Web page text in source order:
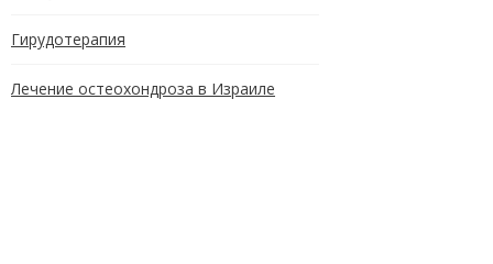
Гирудотерапия
Лечение остеохондроза в Израиле